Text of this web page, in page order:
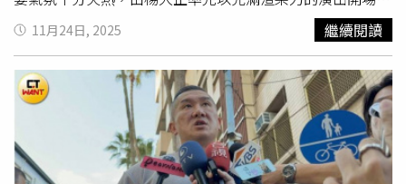
人說個準。本屆新北市議會藍綠兩大黨皆未過半，藍營靠著
無黨籍議員奧援而順利選上正副議長，2026年新一屆能否
持續把持議會？民眾黨能否從藍綠生態中找到破口？各界關
注。圖右起新北市長侯友宜、新北市副議長陳鴻源、新北市
議長蔣根煌。（圖／報系資料照）關鍵就是在此，知情人士
直指，黃國昌若能找到「聽話的人」選上，最後新北市議會
若是藍、綠不過半，這時黃國昌便可「就地喊價」，若藍營
市長接棒成功要爭取白營市議員挺議長寶座，「黃國昌至少
隨後舞思愛、拿莫伊漾、民雄接力登台，將現場情緒推向高
潮，歡呼聲此起彼落，宛如一場星光舞台盛會。林智勝在晚
宴中分享了多年投入公益的感觸，並特別感謝所有參與者。
他指出，這三年公益賽的成長讓他發現「我所有的努力都值
得」。演員陳志強與Darren（邱凱偉）也熱情站台，兩人不
只在球場上帥氣揮桿，更用行動支持原住民青少年的棒球
夢。特別是陳志強，這天狀態火燙，被誇讚是「被演員耽誤
的高爾夫好手」。他自曝只花兩個半月就破百，本次更直接
11月24日, 2025 繼續閱讀